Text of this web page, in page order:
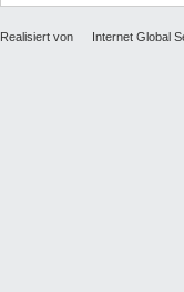
Realisiert von Internet Global